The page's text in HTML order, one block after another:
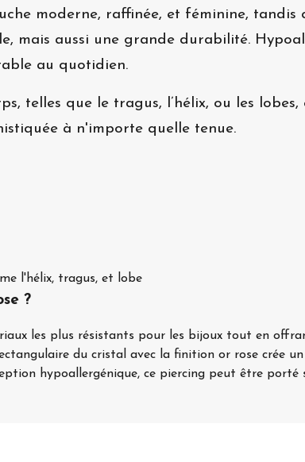
moderne, raffinée, et féminine,
mais aussi une grande durabilité.
au quotidien.
telles que le tragus, l’hélix, ou les
à n'importe quelle tenue.
l'hélix, tragus, et lobe
?
les plus résistants pour les bijoux tout en
du cristal avec la finition or rose crée
hypoallergénique, ce piercing peut être porté